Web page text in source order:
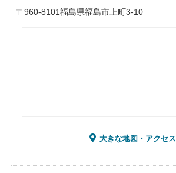
〒960-8101福島県福島市上町3-10
大きな地図・アクセス